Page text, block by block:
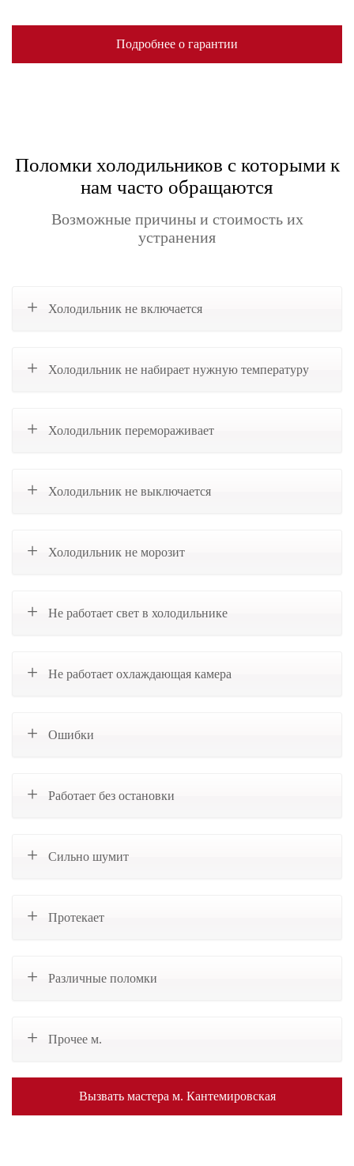
Подробнее о гарантии
Поломки холодильников с которыми к
нам часто обращаются
Возможные причины и стоимость их
устранения
Холодильник не включается
Холодильник не набирает нужную температуру
Холодильник перемораживает
Холодильник не выключается
Холодильник не морозит
Не работает свет в холодильнике
Не работает охлаждающая камера
Ошибки
Работает без остановки
Сильно шумит
Протекает
Различные поломки
Прочее м.
Вызвать мастера м. Кантемировская